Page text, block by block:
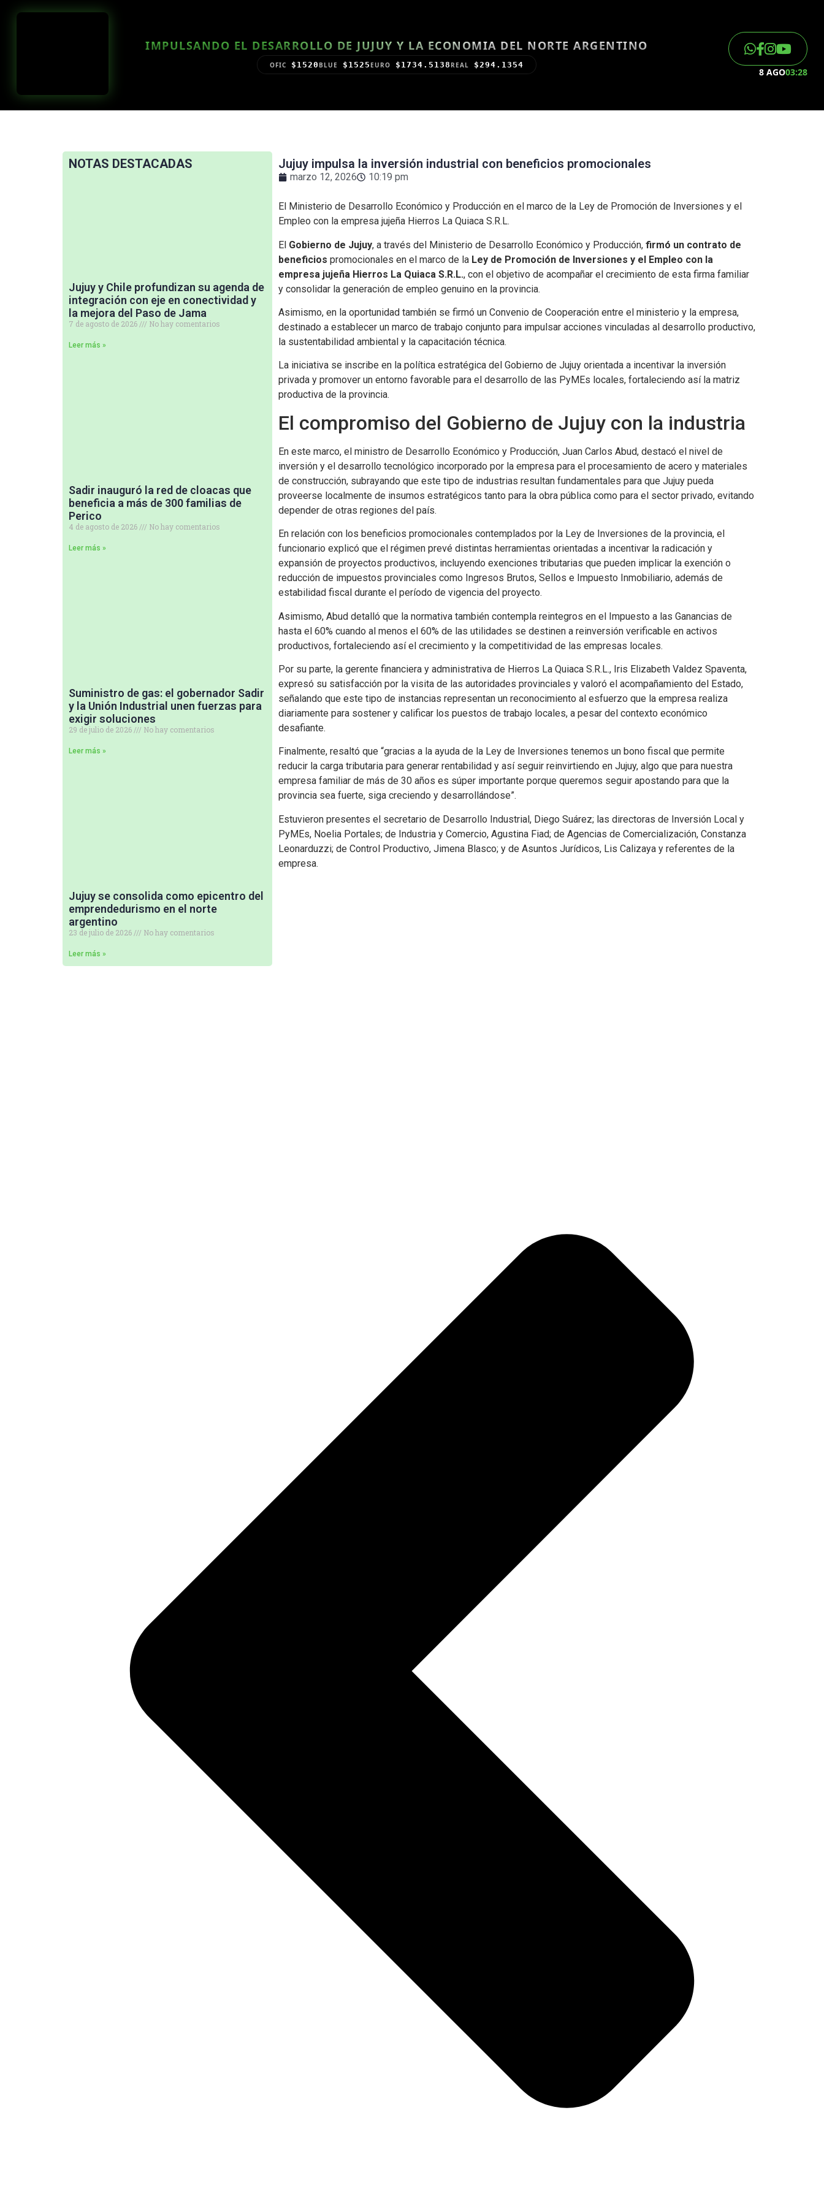
IMPULSANDO EL DESARROLLO DE JUJUY Y LA ECONOMIA DEL NORTE ARGENTINO
OFIC $1520 BLUE $1525 EURO $1734.5138 REAL $294.1354
8 AGO03:28
NOTAS DESTACADAS
Jujuy y Chile profundizan su agenda de
integración con eje en conectividad y
la mejora del Paso de Jama
7 de agosto de 2026 No hay comentarios
Leer más »
Sadir inauguró la red de cloacas que
beneficia a más de 300 familias de
Perico
4 de agosto de 2026 No hay comentarios
Leer más »
Suministro de gas: el gobernador Sadir
y la Unión Industrial unen fuerzas para
exigir soluciones
29 de julio de 2026 No hay comentarios
Leer más »
Jujuy se consolida como epicentro del
emprendedurismo en el norte
argentino
23 de julio de 2026 No hay comentarios
Leer más »
Jujuy impulsa la inversión industrial con beneficios promocionales
marzo 12, 2026 10:19 pm
El Ministerio de Desarrollo Económico y Producción en el marco de la Ley de Promoción de Inversiones y el
Empleo con la empresa jujeña Hierros La Quiaca S.R.L.
El Gobierno de Jujuy, a través del Ministerio de Desarrollo Económico y Producción, firmó un contrato de
beneficios promocionales en el marco de la Ley de Promoción de Inversiones y el Empleo con la
empresa jujeña Hierros La Quiaca S.R.L., con el objetivo de acompañar el crecimiento de esta firma familiar
y consolidar la generación de empleo genuino en la provincia.
Asimismo, en la oportunidad también se firmó un Convenio de Cooperación entre el ministerio y la empresa,
destinado a establecer un marco de trabajo conjunto para impulsar acciones vinculadas al desarrollo productivo,
la sustentabilidad ambiental y la capacitación técnica.
La iniciativa se inscribe en la política estratégica del Gobierno de Jujuy orientada a incentivar la inversión
privada y promover un entorno favorable para el desarrollo de las PyMEs locales, fortaleciendo así la matriz
productiva de la provincia.
El compromiso del Gobierno de Jujuy con la industria
En este marco, el ministro de Desarrollo Económico y Producción, Juan Carlos Abud, destacó el nivel de
inversión y el desarrollo tecnológico incorporado por la empresa para el procesamiento de acero y materiales
de construcción, subrayando que este tipo de industrias resultan fundamentales para que Jujuy pueda
proveerse localmente de insumos estratégicos tanto para la obra pública como para el sector privado, evitando
depender de otras regiones del país.
En relación con los beneficios promocionales contemplados por la Ley de Inversiones de la provincia, el
funcionario explicó que el régimen prevé distintas herramientas orientadas a incentivar la radicación y
expansión de proyectos productivos, incluyendo exenciones tributarias que pueden implicar la exención o
reducción de impuestos provinciales como Ingresos Brutos, Sellos e Impuesto Inmobiliario, además de
estabilidad fiscal durante el período de vigencia del proyecto.
Asimismo, Abud detalló que la normativa también contempla reintegros en el Impuesto a las Ganancias de
hasta el 60% cuando al menos el 60% de las utilidades se destinen a reinversión verificable en activos
productivos, fortaleciendo así el crecimiento y la competitividad de las empresas locales.
Por su parte, la gerente financiera y administrativa de Hierros La Quiaca S.R.L., Iris Elizabeth Valdez Spaventa,
expresó su satisfacción por la visita de las autoridades provinciales y valoró el acompañamiento del Estado,
señalando que este tipo de instancias representan un reconocimiento al esfuerzo que la empresa realiza
diariamente para sostener y calificar los puestos de trabajo locales, a pesar del contexto económico
desafiante.
Finalmente, resaltó que “gracias a la ayuda de la Ley de Inversiones tenemos un bono fiscal que permite
reducir la carga tributaria para generar rentabilidad y así seguir reinvirtiendo en Jujuy, algo que para nuestra
empresa familiar de más de 30 años es súper importante porque queremos seguir apostando para que la
provincia sea fuerte, siga creciendo y desarrollándose”.
Estuvieron presentes el secretario de Desarrollo Industrial, Diego Suárez; las directoras de Inversión Local y
PyMEs, Noelia Portales; de Industria y Comercio, Agustina Fiad; de Agencias de Comercialización, Constanza
Leonarduzzi; de Control Productivo, Jimena Blasco; y de Asuntos Jurídicos, Lis Calizaya y referentes de la
empresa.